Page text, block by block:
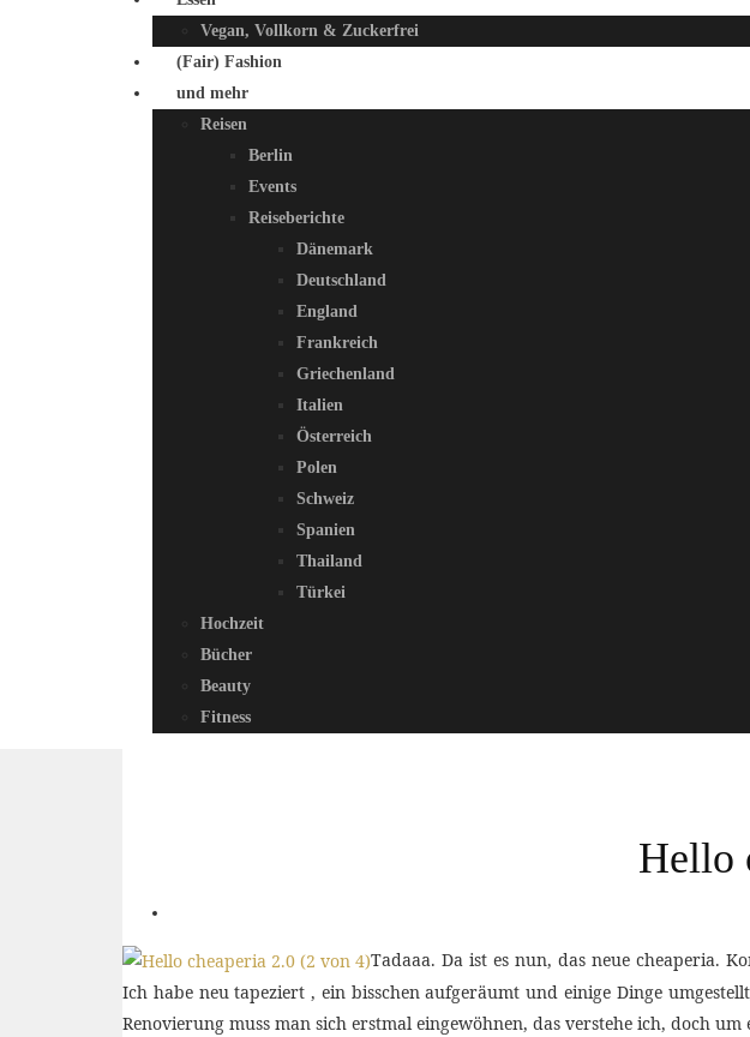
Vegan, Vollkorn & Zuckerfrei
(Fair) Fashion
und mehr
Reisen
Berlin
Events
Reiseberichte
Dänemark
Deutschland
England
Frankreich
Griechenland
Italien
Österreich
Polen
Schweiz
Spanien
Thailand
Türkei
Hochzeit
Bücher
Beauty
Fitness
Hello
Tadaaa. Da ist es nun, das neue cheaperia.
Ich habe neu tapeziert , ein bisschen aufgeräumt und einige Dinge
Renovierung muss man sich erstmal eingewöhnen, das verstehe ich, doch